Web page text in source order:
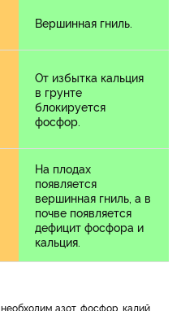
Вершинная гниль.
От избытка кальция
в грунте
блокируется
фосфор.
На плодах
появляется
вершинная гниль, а в
почве появляется
дефицит фосфора и
кальция.